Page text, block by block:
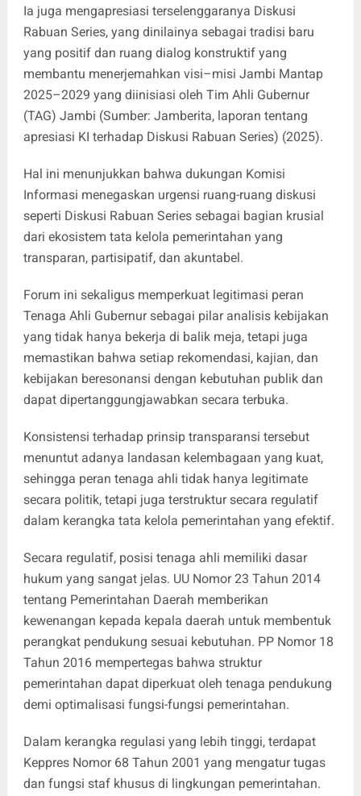
Ia juga mengapresiasi terselenggaranya Diskusi
Rabuan Series, yang dinilainya sebagai tradisi baru
yang positif dan ruang dialog konstruktif yang
membantu menerjemahkan visi–misi Jambi Mantap
2025–2029 yang diinisiasi oleh Tim Ahli Gubernur
(TAG) Jambi (Sumber: Jamberita, laporan tentang
apresiasi KI terhadap Diskusi Rabuan Series) (2025).
Hal ini menunjukkan bahwa dukungan Komisi
Informasi menegaskan urgensi ruang-ruang diskusi
seperti Diskusi Rabuan Series sebagai bagian krusial
dari ekosistem tata kelola pemerintahan yang
transparan, partisipatif, dan akuntabel.
Forum ini sekaligus memperkuat legitimasi peran
Tenaga Ahli Gubernur sebagai pilar analisis kebijakan
yang tidak hanya bekerja di balik meja, tetapi juga
memastikan bahwa setiap rekomendasi, kajian, dan
kebijakan beresonansi dengan kebutuhan publik dan
dapat dipertanggungjawabkan secara terbuka.
Konsistensi terhadap prinsip transparansi tersebut
menuntut adanya landasan kelembagaan yang kuat,
sehingga peran tenaga ahli tidak hanya legitimate
secara politik, tetapi juga terstruktur secara regulatif
dalam kerangka tata kelola pemerintahan yang efektif.
Secara regulatif, posisi tenaga ahli memiliki dasar
hukum yang sangat jelas. UU Nomor 23 Tahun 2014
tentang Pemerintahan Daerah memberikan
kewenangan kepada kepala daerah untuk membentuk
perangkat pendukung sesuai kebutuhan. PP Nomor 18
Tahun 2016 mempertegas bahwa struktur
pemerintahan dapat diperkuat oleh tenaga pendukung
demi optimalisasi fungsi-fungsi pemerintahan.
Dalam kerangka regulasi yang lebih tinggi, terdapat
Keppres Nomor 68 Tahun 2001 yang mengatur tugas
dan fungsi staf khusus di lingkungan pemerintahan.